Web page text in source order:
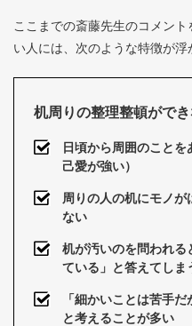
ここまでの斎藤先生のコメン
い人には、次のような特徴が浮
机周りの整理整頓がで
日頃から周囲のこと
己愛が強い）
周りの人の机にモノ
ない
机が汚いのを問われる
ている」と答えてしま
「細かいことは苦手
と考えることが多い